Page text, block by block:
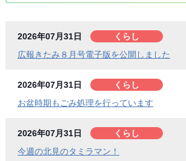
2026年07月31日
くらし
広報きたみ８月号電子版を公開しました
2026年07月31日
くらし
お盆時期もごみ処理を行っています
2026年07月31日
くらし
今週の北見のタミラマン！